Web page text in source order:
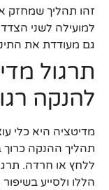
זהו תהליך שמחזק
למועילה לשני
גם מעודדת את
תרגול
להנקה
מדיטציה היא כלי
תהליך ההנקה כרוך
ללחץ או חרדה.
הללו ולסייע